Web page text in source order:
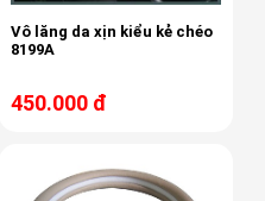
Vô lăng da xịn kiểu kẻ chéo
8199A
450.000 đ